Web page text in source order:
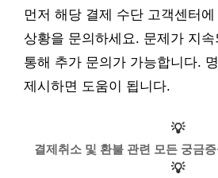
먼저 해당 결제 수단 고객센터
상황을 문의하세요. 문제가 지
통해 추가 문의가 가능합니다.
제시하면 도움이 됩니다.
💡
결제취소 및 환불 관련 모든 궁금
💡